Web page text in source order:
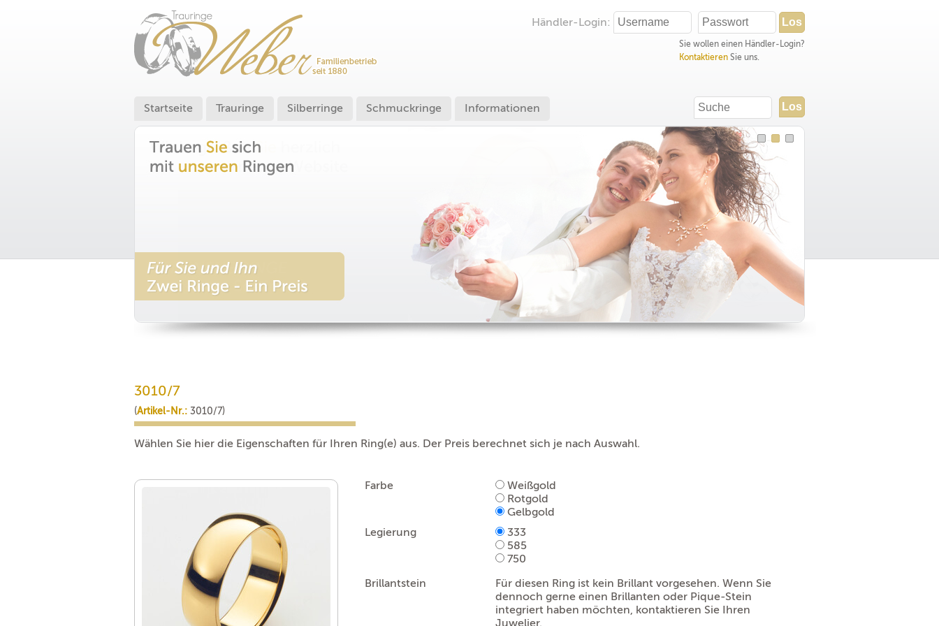
Händler-Login:
Sie wollen einen Händler-Login?
Kontaktieren Sie uns.
Startseite Trauringe Silberringe Schmuckringe Informationen
3010/7
(Artikel-Nr.: 3010/7)
Wählen Sie hier die Eigenschaften für Ihren Ring(e) aus. Der Preis berechnet sich je nach Auswahl.
Farbe
Weißgold
Rotgold
Gelbgold
Legierung
333
585
750
Brillantstein
Für diesen Ring ist kein Brillant vorgesehen. Wenn Sie
dennoch gerne einen Brillanten oder Pique-Stein
integriert haben möchten, kontaktieren Sie Ihren
Juwelier.